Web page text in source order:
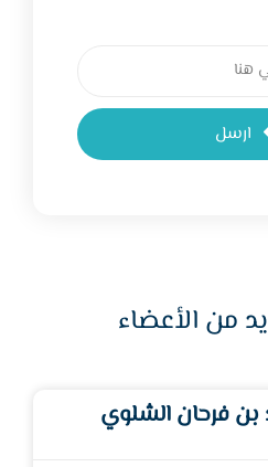
ارسل
من الأعضاء
فرحان الشلوي